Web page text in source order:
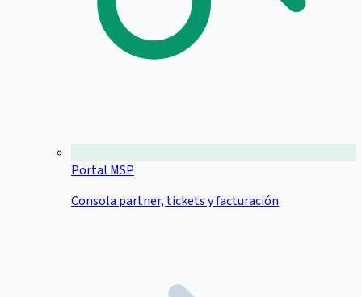
Portal MSP
Consola partner, tickets y facturación